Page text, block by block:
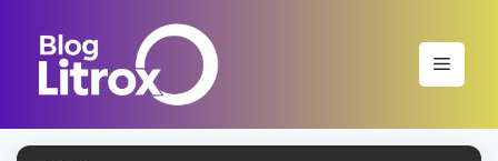
contenido
Menú